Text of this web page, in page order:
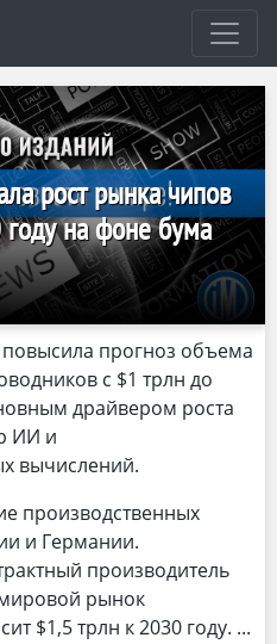
рост рынка чипов
на фоне бума
повысила прогноз объема
с $1 трлн до
драйвером роста
ИИ и
вычислений.
производственных
и Германии.
производитель
рынок
$1,5 трлн к 2030 году.